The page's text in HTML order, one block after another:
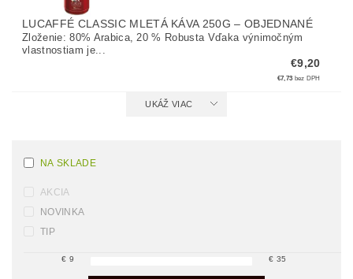
LUCAFFÉ CLASSIC MLETÁ KÁVA 250G–OBJEDNANÉ
Zloženie: 80% Arabica, 20 % Robusta Vďaka výnimočným
vlastnostiam je...
€9,20
€7,73 bez DPH
UKÁŽ VIAC
NA SKLADE
AKCIA
NOVINKA
TIP
€9 € 35